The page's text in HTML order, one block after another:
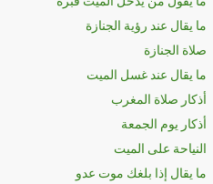
ما يقال عند رؤية الجنازة
صلاة الجنازة
ما يقال عند غسل الميت
أذكار صلاة المغرب
أذكار يوم الجمعة
النياحة على الميت
ما يقال إذا بلغك موت عدو